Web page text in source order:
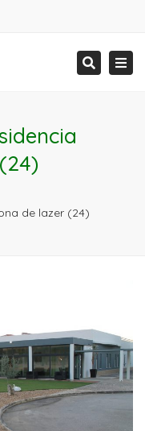
+ 386 40 111 5555
Mon - Sat: 7:00 - 17:00
Search
de lazer (24)